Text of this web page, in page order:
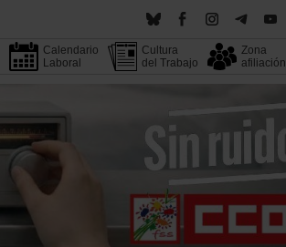
Calendario
Laboral
Cultura
del Trabajo
Zona
afiliación